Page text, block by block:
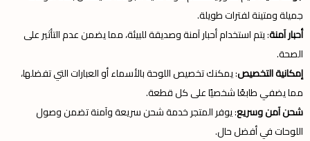
جميلة ومتينة لفترات طويلة.
أحبار آمنة: يتم استخدام أحبار آمنة وصديقة للبيئة، مما يضمن عدم التأثير على
الصحة.
إمكانية التخصيص: يمكنك تخصيص اللوحة بالأسماء أو العبارات التي تفضلها،
مما يضفي طابعًا شخصيًا على كل قطعة.
شحن آمن وسريع: يوفر المتجر خدمة شحن سريعة وآمنة تضمن وصول
اللوحات في أفضل حال.